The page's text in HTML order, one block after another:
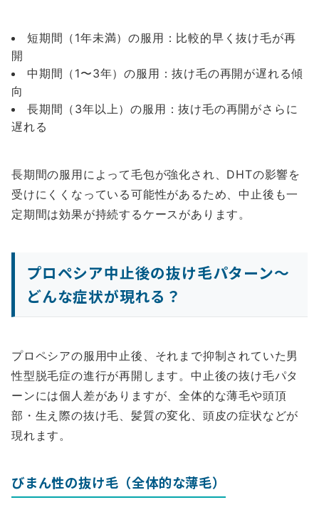
短期間（1年未満）の服用：比較的早く抜け毛が再
開
中期間（1〜3年）の服用：抜け毛の再開が遅れる傾
向
長期間（3年以上）の服用：抜け毛の再開がさらに
遅れる
長期間の服用によって毛包が強化され、DHTの影響を
受けにくくなっている可能性があるため、中止後も一
定期間は効果が持続するケースがあります。
プロペシア中止後の抜け毛パターン～
どんな症状が現れる？
プロペシアの服用中止後、それまで抑制されていた男
性型脱毛症の進行が再開します。中止後の抜け毛パタ
ーンには個人差がありますが、全体的な薄毛や頭頂
部・生え際の抜け毛、髪質の変化、頭皮の症状などが
現れます。
びまん性の抜け毛（全体的な薄毛）